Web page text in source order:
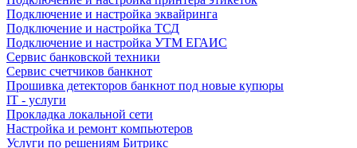
Подключение и настройка эквайринга
Подключение и настройка ТСД
Подключение и настройка УТМ ЕГАИС
Сервис банковской техники
Сервис счетчиков банкнот
Прошивка детекторов банкнот под новые купюры
IT - услуги
Прокладка локальной сети
Настройка и ремонт компьютеров
Услуги по решениям Битрикс